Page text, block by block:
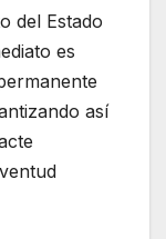
del Estado
es
así